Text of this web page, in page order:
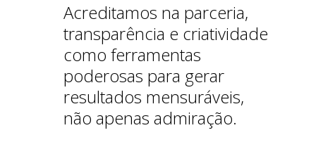
Acreditamos na parceria,
transparência e criatividade
como ferramentas
poderosas para gerar
resultados mensuráveis,
não apenas admiração.